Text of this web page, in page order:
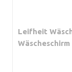
Leifheit